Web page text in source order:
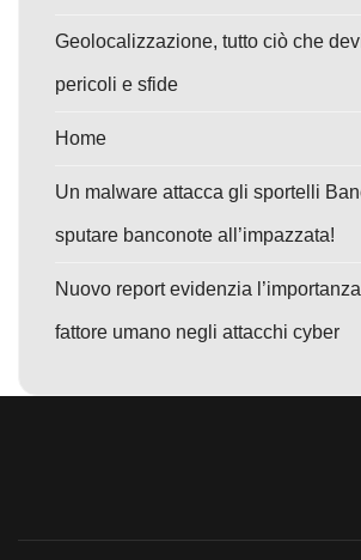
Geolocalizzazione, tutto ciò che
pericoli e sfide
Home
Un malware attacca gli sportelli
sputare banconote all’impazzata!
Nuovo report evidenzia
fattore umano negli attacchi cyber